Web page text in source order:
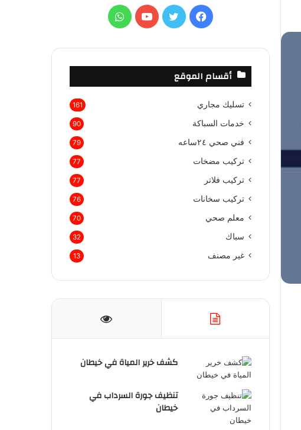
ع
ن
ف
س
ب
ي
ت
ت
ي
و
ت
س
أقسام الموقع
تسليك مجاري 161
خدمات السباكة 90
فني صحي ٢٤ساعه 79
تركيب مضخات 77
تركيب فلاتر 77
تركيب سخانات 76
معلم صحي 70
سباك 32
غير مصنف 13
كشف خرير المياة في خيطان
تنظيف جورة السرداب في
خيطان